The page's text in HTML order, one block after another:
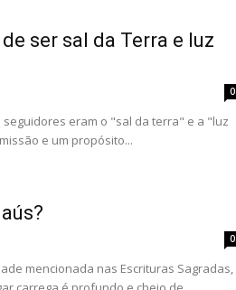
ser sal da Terra e luz
0
seguidores eram o "sal da terra" e a "luz
e um propósito...
0
mencionada nas Escrituras Sagradas,